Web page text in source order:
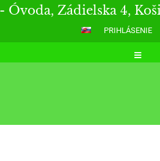
Óvoda, Zádielska 4,
PRIHLÁSENIE